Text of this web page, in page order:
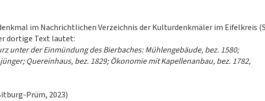
im Nachrichtlichen Verzeichnis der Kulturdenkmäler im Eifelkreis
dortige Text lautet:
unter der Einmündung des Bierbaches: Mühlengebäude, bez. 1580;
Quereinhaus, bez. 1829; Ökonomie mit Kapellenanbau, bez. 1782,
Prüm, 2023)